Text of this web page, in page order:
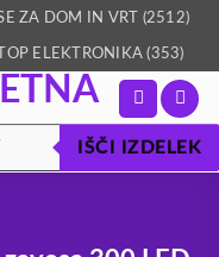
ZA DOM IN VRT (2512)
ELEKTRONIKA (353)
IŠČI IZDELEK